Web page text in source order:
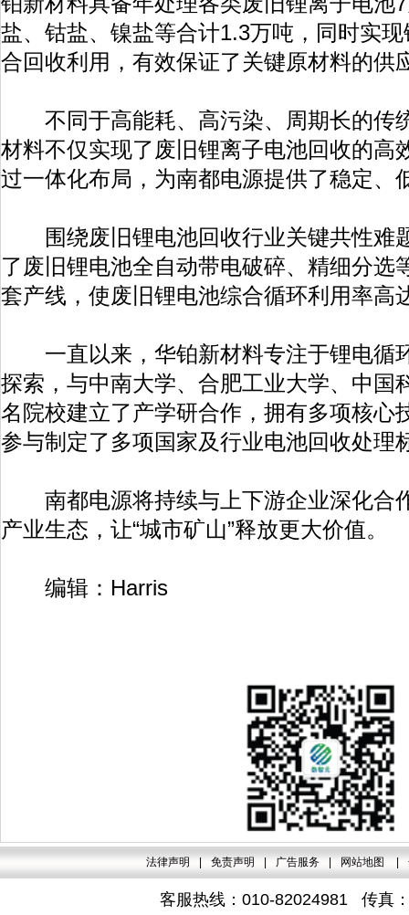
盐、钴盐、镍盐等合计1.3万吨，同时实
合回收利用，有效保证了关键原材料的供
不同于高能耗、高污染、周期长的传
材料不仅实现了废旧锂离子电池回收的高
过一体化布局，为南都电源提供了稳定、
围绕废旧锂电池回收行业关键共性难
了废旧锂电池全自动带电破碎、精细分选
套产线，使废旧锂电池综合循环利用率高
一直以来，华铂新材料专注于锂电循
探索，与中南大学、合肥工业大学、中国
名院校建立了产学研合作，拥有多项核心
参与制定了多项国家及行业电池回收处理
南都电源将持续与上下游企业深化合
产业生态，让“城市矿山”释放更大价值。
编辑：Harris
法律声明 免责声明 广告服务 网站地图
客服热线：010-82024981 传真